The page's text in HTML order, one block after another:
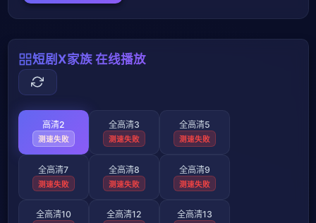
短剧X家族 在线播放
高清2
测速失败
全高清3
测速失败
全高清5
测速失败
全高清7
测速失败
全高清8
测速失败
全高清9
测速失败
全高清10 全高清12 全高清13